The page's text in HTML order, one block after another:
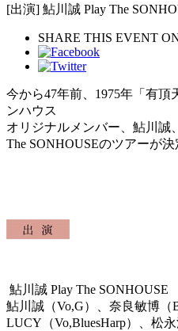
[出演] 鮎川誠 Play The
SHARE THIS EVENT
今から47年前、1975年「有
ンハウス
オリジナルメンバー、鮎川誠
The SONHOUSEのツアーが決
鮎川誠 Play The SONHOUSE
鮎川誠（Vo,G）、 奈良敏博（
LUCY（Vo,BluesHarp）、松永